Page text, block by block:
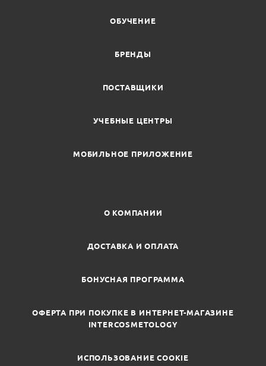
ОБУЧЕНИЕ
БРЕНДЫ
ПОСТАВЩИКИ
УЧЕБНЫЕ ЦЕНТРЫ
МОБИЛЬНОЕ ПРИЛОЖЕНИЕ
О КОМПАНИИ
ДОСТАВКА И ОПЛАТА
БОНУСНАЯ ПРОГРАММА
ОФЕРТА ПРИ ПОКУПКЕ В ИНТЕРНЕТ-МАГАЗИНЕ
INTERCOSMETOLOGY
ИСПОЛЬЗОВАНИЕ COOKIE